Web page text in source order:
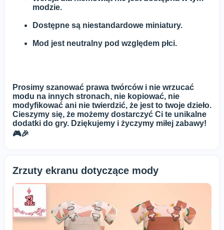
modzie.
Dostępne są niestandardowe miniatury.
Mod jest neutralny pod względem płci.
Prosimy szanować prawa twórców i nie wrzucać
modu na innych stronach, nie kopiować, nie
modyfikować ani nie twierdzić, że jest to twoje dzieło.
Cieszymy się, że możemy dostarczyć Ci te unikalne
dodatki do gry. Dziękujemy i życzymy miłej zabawy!
🎮🎉
Zrzuty ekranu dotyczące mody